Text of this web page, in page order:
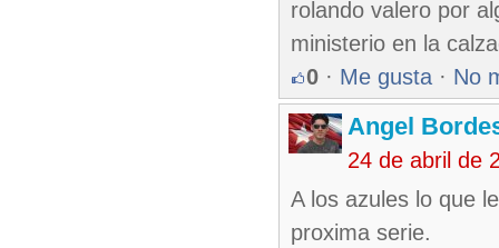
rolando valero por
ministerio en la
0 · Me gusta · No
Angel
24 de abril de
A los azules lo que
proxima serie.